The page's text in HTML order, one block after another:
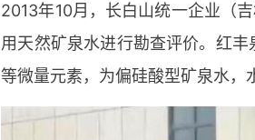
2013年10月，长白山统一企业（
用天然矿泉水进行勘查评价。红
等微量元素，为偏硅酸型矿泉水，